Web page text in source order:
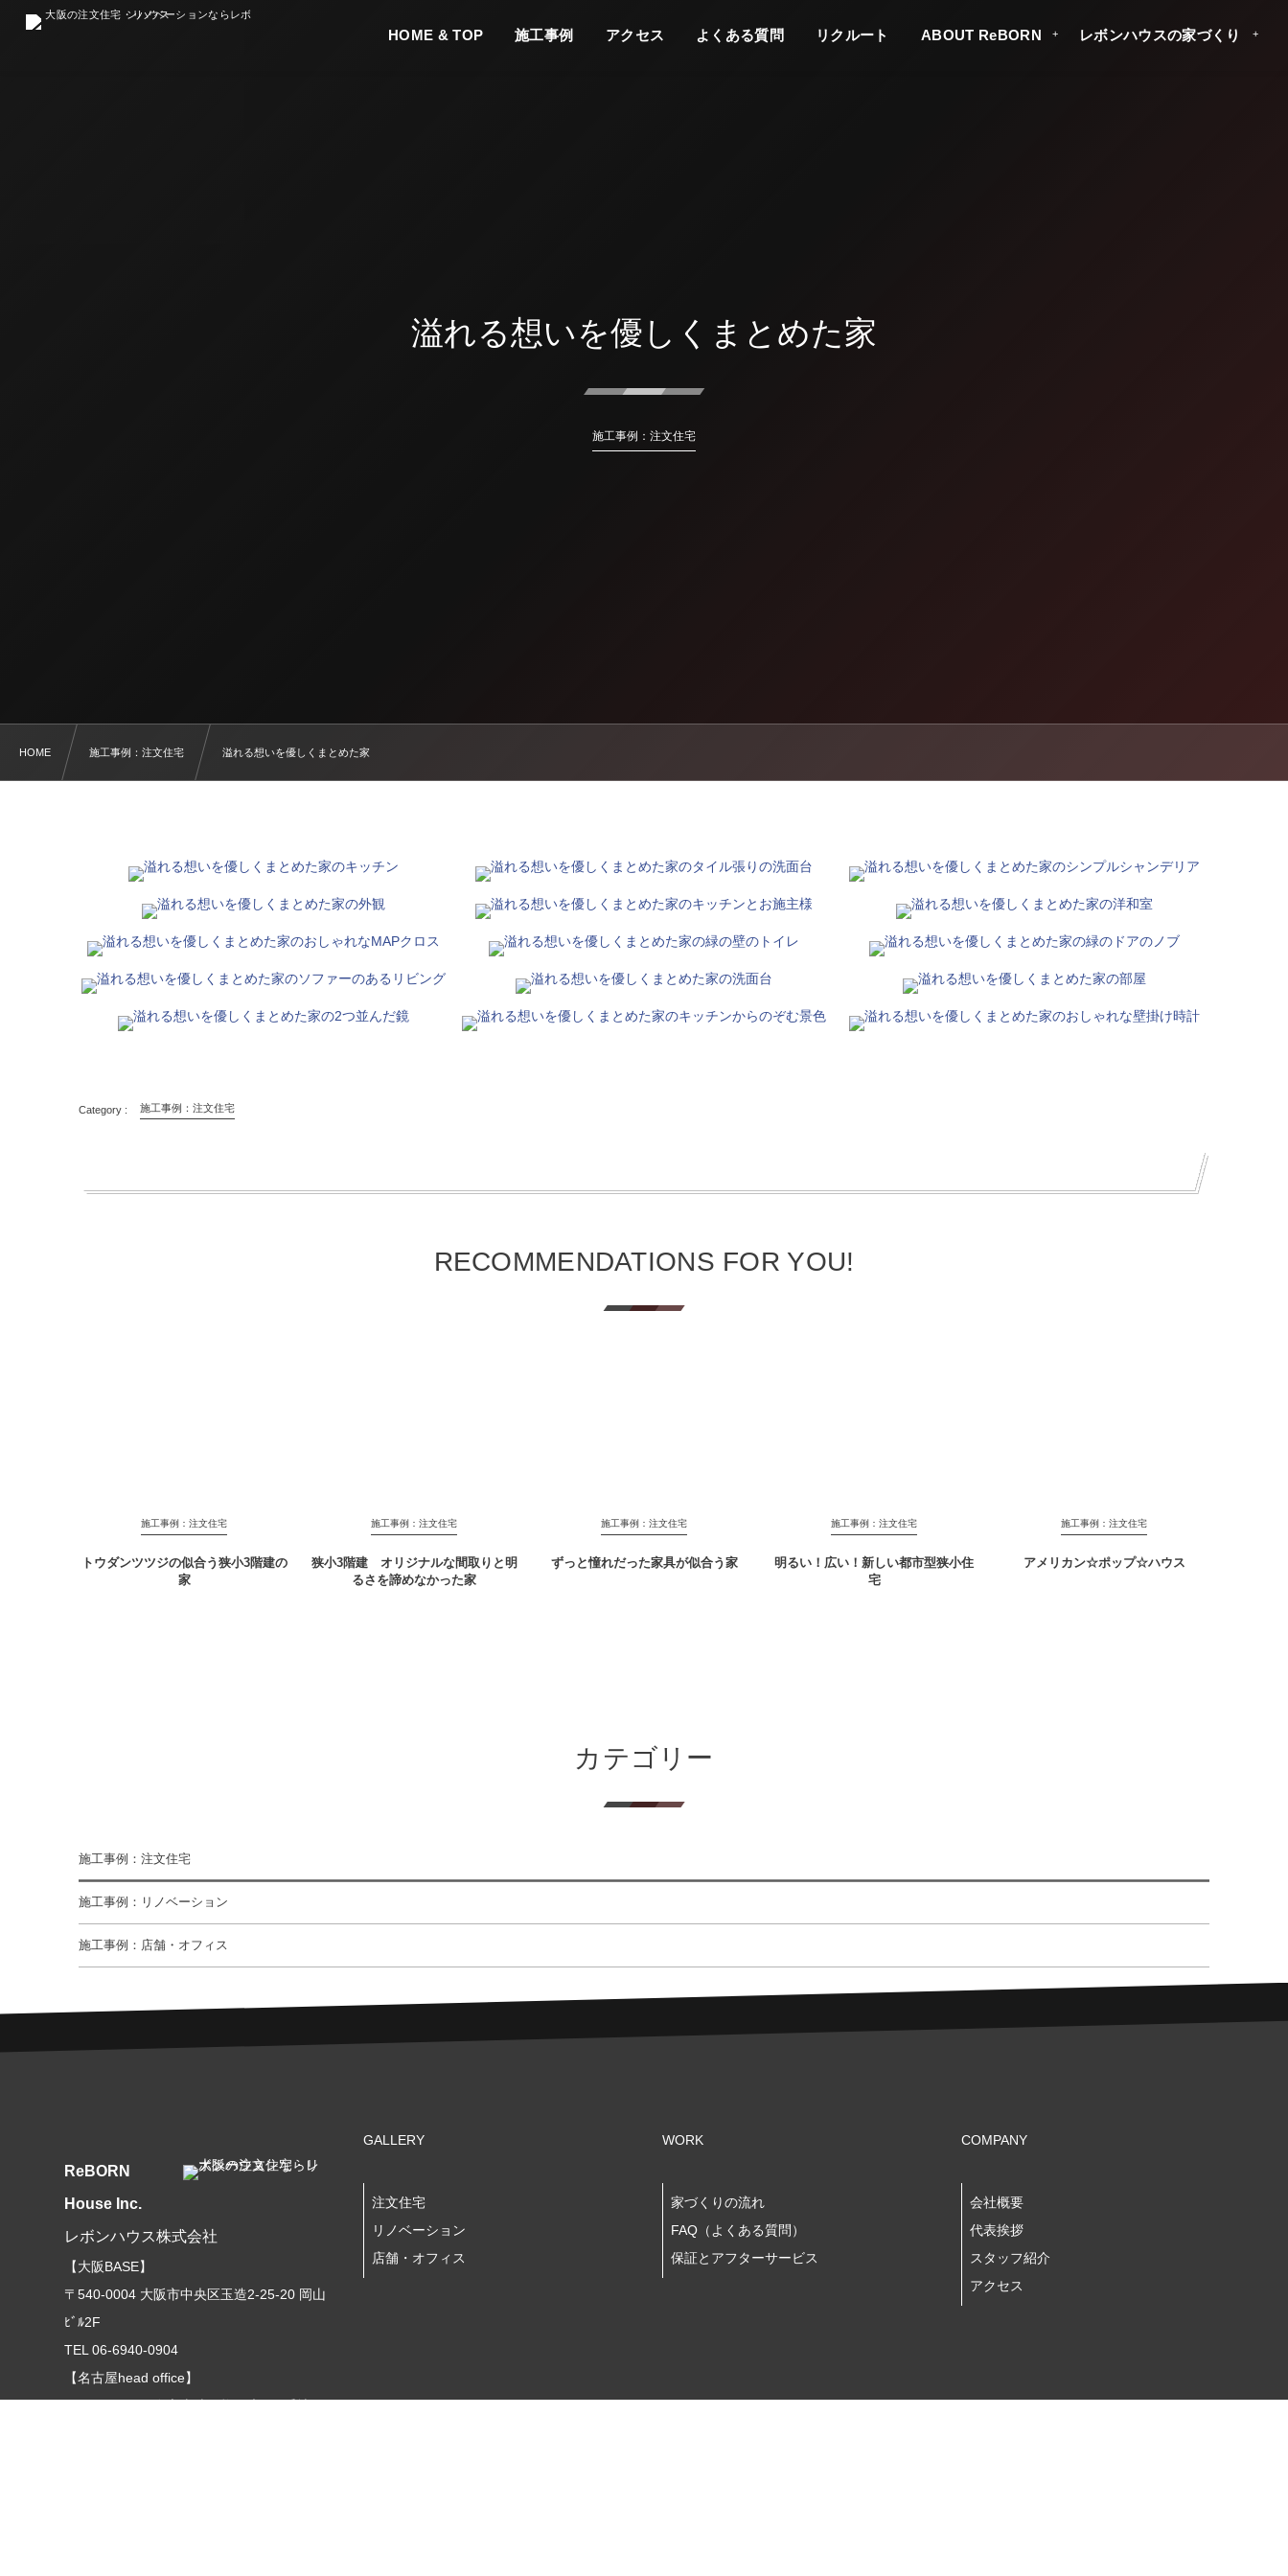
HOME & TOP
最初のページ 施工事例 アクセス
どこにある
の？
よくある質問
よくある質問 リクルート ABOUT ReBORN
レボンハウス？ レボンハウスの家づくり
溢れる想いを優しくまとめた家
施工事例：注文住宅
HOME 施工事例：注文住宅 溢れる想いを優しくまとめた家
施工事例：注文住宅
RECOMMENDATIONS FOR YOU!
施工事例：注文住宅
トウダンツツジの似合う狭小3階建の
家
施工事例：注文住宅
狭小3階建 オリジナルな間取りと明
るさを諦めなかった家
施工事例：注文住宅
ずっと憧れだった家具が似合う家
施工事例：注文住宅
明るい！広い！新しい都市型狭小住
宅
施工事例：注文住宅
アメリカン☆ポップ☆ハウス
カテゴリー
施工事例：注文住宅
施工事例：リノベーション
施工事例：店舗・オフィス
ReBORN
House Inc.
レボンハウス株式会社
【大阪BASE】
〒540-0004 大阪市中央区玉造2-25-20 岡山
ﾋﾞﾙ2F
TEL 06-6940-0904
【名古屋head office】
GALLERY
注文住宅
リノベーション
店舗・オフィス
WORK
家づくりの流れ
FAQ（よくある質問）
保証とアフターサービス
COMPANY
会社概要
代表挨拶
スタッフ紹介
アクセス